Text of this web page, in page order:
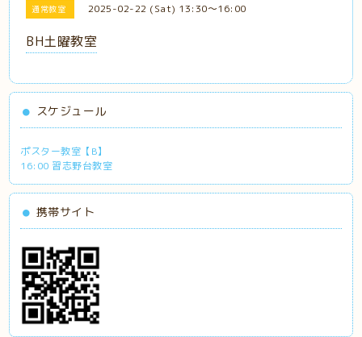
通常教室 2025-02-22 (Sat) 13:30～16:00
BH土曜教室
スケジュール
ポスター教室【B】
16:00 習志野台教室
携帯サイト